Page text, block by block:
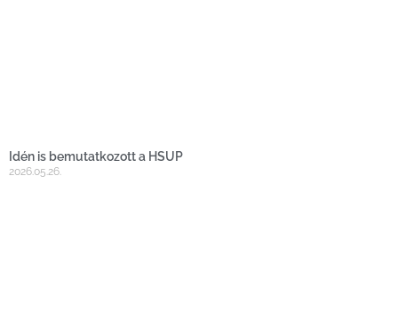
Idén is bemutatkozott a HSUP
2026.05.26.